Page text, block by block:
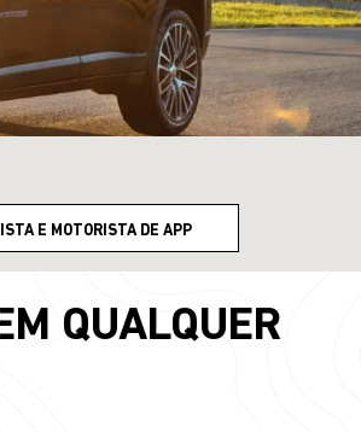
E MOTORISTA DE APP
QUALQUER